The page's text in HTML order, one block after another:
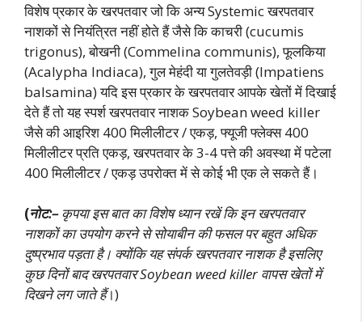
विशेष प्रकार के खरपतवार जो कि अन्य Systemic खरपतवार
नाशकों से नियंत्रित नहीं होते हैं जैसे कि काचरी (cucumis
trigonus), बोखनी (Commelina communis), फूलकिया
(Acalypha Indiaca), गुल मेहंदी या गुलतेवड़ी (Impatiens
balsamina) यदि इस प्रकार के खरपतवार आपके खेतों में दिखाई
देते हैं तो यह स्पर्श खरपतवार नाशक Soybean weed killer
जैसे की आइरिश 400 मिलीलीटर / एकड़, फ्यूजी फ्लेक्स 400
मिलीलीटर प्रति एकड़, खरपतवार के 3-4 पत्ते की अवस्था में पटेला
400 मिलीलीटर / एकड़ उपरोक्त में से कोई भी एक ले सकते हैं।
(नोट:– कृपया इस बात का विशेष ध्यान रखें कि इन खरपतवार
नाशकों का उपयोग करने से सोयाबीन की फसल पर बहुत अधिक
दुष्प्रभाव पड़ता है। क्योंकि यह संपर्क खरपतवार नाशक है इसलिए
कुछ दिनों बाद खरपतवार Soybean weed killer वापस खेतों में
दिखने लग जाते हैं।)